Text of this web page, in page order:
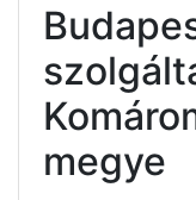
megye